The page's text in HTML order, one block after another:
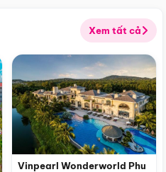
Xem tất cả
Vinpearl Wonderworld Phu